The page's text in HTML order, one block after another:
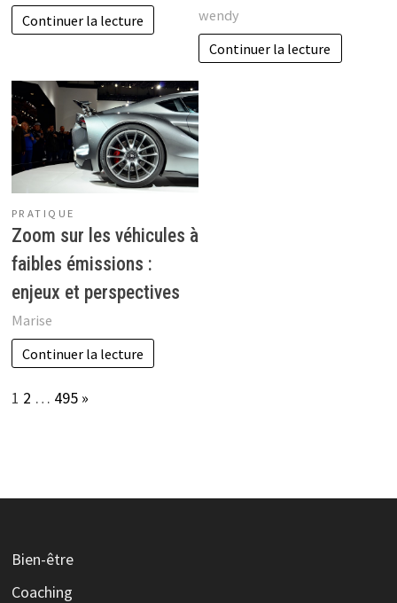
Continuer la lecture
wendy
Continuer la lecture
PRATIQUE
Zoom sur les véhicules à
faibles émissions :
enjeux et perspectives
Marise
Continuer la lecture
Page:
1 2 … 495 Next
»
Bien-être
Coaching